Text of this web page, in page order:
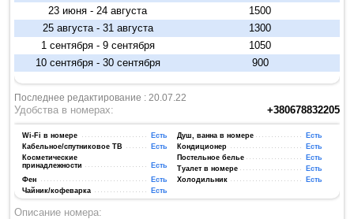
23 июня - 24 августа
1500
25 августа - 31 августа
1300
1 сентября - 9 сентября
1050
10 сентября - 30 сентября
900
Последнее редактирование : 20.07.22
+380678832205
Удобства в номерах:
Wi-Fi в номере Есть Душ, ванна в номере
Есть
Кабельное/спутниковое ТВ
Есть Кондиционер
Есть
Косметические
принадлежности
Есть
Постельное белье
Есть
Туалет в номере
Есть
Фен
Есть Холодильник
Есть
Чайник/кофеварка
Есть
Описание номера: